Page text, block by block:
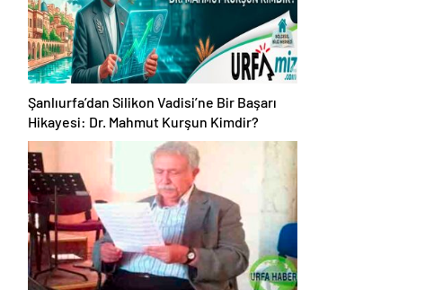
Şanlıurfa’dan Silikon Vadisi’ne Bir Başarı
Hikayesi: Dr. Mahmut Kurşun Kimdir?